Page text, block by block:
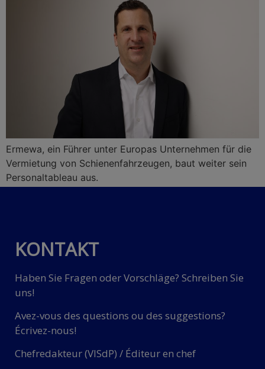
Ermewa, ein Führer unter Europas Unternehmen für die
Vermietung von Schienenfahrzeugen, baut weiter sein
Personaltableau aus.
KONTAKT
Haben Sie Fragen oder Vorschläge? Schreiben Sie
uns!
Avez-vous des questions ou des suggestions?
Écrivez-nous!
Chefredakteur (VISdP) / Éditeur en chef